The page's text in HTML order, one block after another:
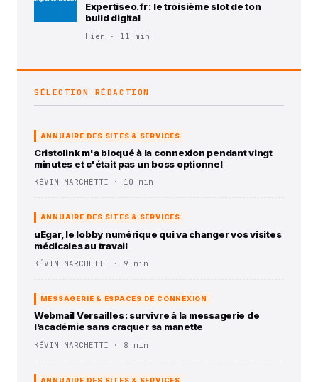
Expertiseo.fr : le troisième slot de ton
build digital
Hier · 11 min
SÉLECTION RÉDACTION
ANNUAIRE DES SITES & SERVICES
Cristolink m'a bloqué à la connexion pendant vingt
minutes et c'était pas un boss optionnel
KÉVIN MARCHETTI · 10 min
ANNUAIRE DES SITES & SERVICES
uEgar, le lobby numérique qui va changer vos visites
médicales au travail
KÉVIN MARCHETTI · 9 min
MESSAGERIE & ESPACES DE CONNEXION
Webmail Versailles : survivre à la messagerie de
l’académie sans craquer sa manette
KÉVIN MARCHETTI · 8 min
ANNUAIRE DES SITES & SERVICES